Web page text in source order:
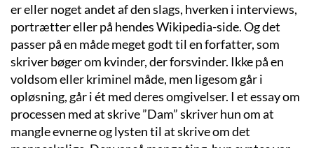
er eller noget andet af den slags, hverken i interviews,
portrætter eller på hendes Wikipedia-side. Og det
passer på en måde meget godt til en forfatter, som
skriver bøger om kvinder, der forsvinder. Ikke på en
voldsom eller kriminel måde, men ligesom går i
opløsning, går i ét med deres omgivelser. I et essay om
processen med at skrive ”Dam” skriver hun om at
mangle evnerne og lysten til at skrive om det